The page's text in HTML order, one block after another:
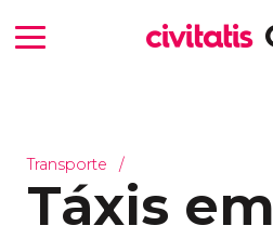
Transporte
Táxis